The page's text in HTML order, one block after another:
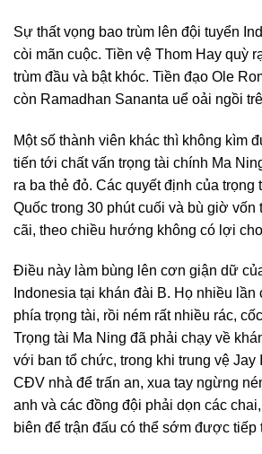
Sự thất vọng bao trùm lên đội tuyển
còi mãn cuộc. Tiền vệ Thom Hay quỳ
trùm đầu và bật khóc. Tiền đạo Ole
còn Ramadhan Sananta uể oải ngồi
Một số thành viên khác thì không kìm
tiến tới chất vấn trọng tài chính Ma
ra ba thẻ đỏ. Các quyết định của trọng
Quốc trong 30 phút cuối và bù giờ vốn
cãi, theo chiều hướng không có lợi
Điều này làm bùng lên cơn giận dữ
Indonesia tại khán đài B. Họ nhiều
phía trọng tài, rồi ném rất nhiều rác,
Trọng tài Ma Ning đã phải chạy về
với ban tổ chức, trong khi trung vệ Jay
CĐV nhà để trấn an, xua tay ngừng
anh và các đồng đội phải dọn các
biên để trận đấu có thể sớm được tiếp